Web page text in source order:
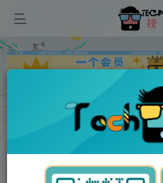
广告
每天60秒读懂世界 正文
04月07日，星期一, 每天
stalker
1年前发布